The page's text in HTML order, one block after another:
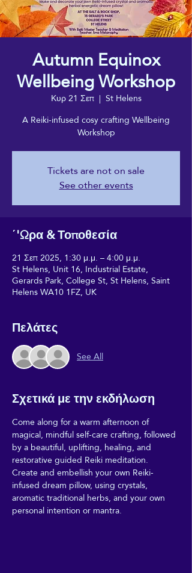
Autumn Equinox
Wellbeing Workshop
Κυρ 21 Σεπ
  |
St Helens
A Reiki-infused cosy crafting Wellbeing
Workshop
Tickets are not on sale
See other events
΄'Ωρα & Τοποθεσία
21 Σεπ 2025, 1:30 μ.μ. – 4:00 μ.μ.
St Helens, Unit 16, Industrial Estate,
Gerards Park, College St, St Helens, Saint
Helens WA10 1FZ, UK
Πελάτες
See All
Σχετικά με την εκδήλωση
Come along for a warm afternoon of
magical, mindful self-care crafting, followed
by a beautiful, uplifting, healing, and
restorative guided Reiki meditation.
Create and embellish your own Reiki-
infused dream pillow, using crystals,
aromatic traditional herbs, and your own
personal intention or mantra.